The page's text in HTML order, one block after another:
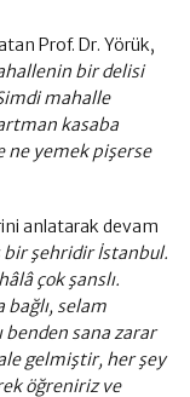
Prof. Dr. Yörük,
bir delisi
mahalle
kasaba
ne yemek pişerse
anlatarak devam
bir şehridir İstanbul.
çok şanslı.
bağlı, selam
benden sana zarar
gelmiştir, her şey
öğreniriz ve